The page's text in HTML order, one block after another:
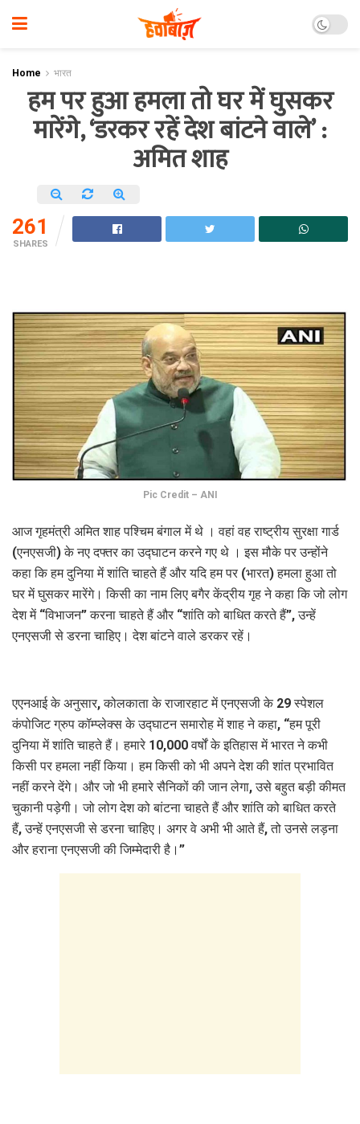
Home भारत
हम पर हुआ हमला तो घर में घुसकर
मारेंगे, ‘डरकर रहें देश बांटने वाले’ :
अमित शाह
261
SHARES
Pic Credit – ANI
आज गृहमंत्री अमित शाह पश्‍चि‍म बंगाल में थे । वहां वह राष्ट्रीय सुरक्षा गार्ड
(एनएसजी) के नए दफ्तर का उद्घाटन करने गए थे । इस मौके पर उन्होंने
कहा कि हम दुनिया में शांति चाहते हैं और यदि हम पर (भारत) हमला हुआ तो
घर में घुसकर मारेंगे। किसी का नाम लिए बगैर केंद्रीय गृह ने कहा कि जो लोग
देश में “विभाजन” करना चाहते हैं और “शांति को बाधित करते हैं”, उन्हें
एनएसजी से डरना चाहिए। देश बांटने वाले डरकर रहें।
एएनआई के अनुसार, कोलकाता के राजारहाट में एनएसजी के 29 स्पेशल
कंपोजिट ग्रुप कॉम्प्लेक्स के उद्घाटन समारोह में शाह ने कहा, “हम पूरी
दुनिया में शांति चाहते हैं। हमारे 10,000 वर्षों के इतिहास में भारत ने कभी
किसी पर हमला नहीं किया। हम किसी को भी अपने देश की शांत प्रभावित
नहीं करने देंगे। और जो भी हमारे सैनिकों की जान लेगा, उसे बहुत बड़ी कीमत
चुकानी पड़ेगी। जो लोग देश को बांटना चाहते हैं और शांति को बाधित करते
हैं, उन्हें एनएसजी से डरना चाहिए। अगर वे अभी भी आते हैं, तो उनसे लड़ना
और हराना एनएसजी की जिम्मेदारी है।”